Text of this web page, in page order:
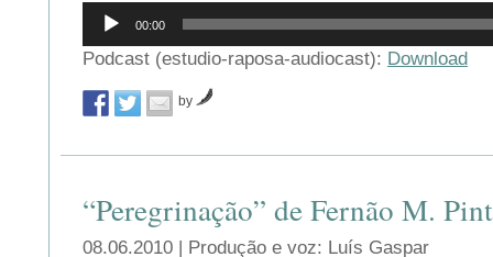
Reprodutor
áudio
00:00
Podcast (estudio-raposa-audiocast): Download
by
“Peregrinação” de Fernão M.
08.06.2010 | Produção e voz: Luís Gaspar